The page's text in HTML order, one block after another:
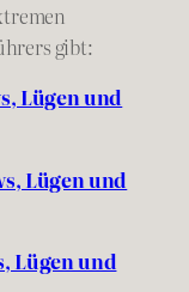
gibt:
Lügen und
Lügen und
Lügen und